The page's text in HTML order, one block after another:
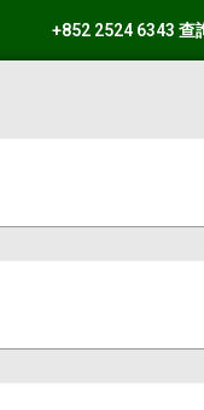
+852 2524 6343 查